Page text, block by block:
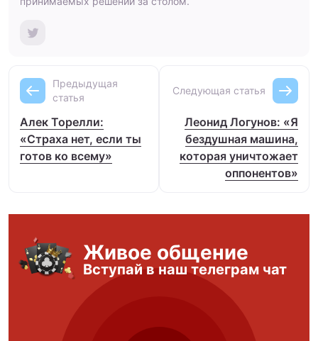
Предыдущая
статья
Алек Торелли:
«Страха нет, если ты
готов ко всему»
Следующая статья
Леонид Логунов: «Я
бездушная машина,
которая уничтожает
оппонентов»
Живое общение
Вступай в наш телеграм чат